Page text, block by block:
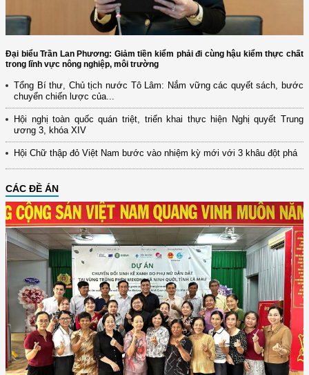
Đại biểu Trần Lan Phương: Giảm tiền kiểm phải đi cùng hậu kiểm thực chất
trong lĩnh vực nông nghiệp, môi trường
Tổng Bí thư, Chủ tịch nước Tô Lâm: Nắm vững các quyết sách, bước
chuyển chiến lược của...
Hội nghị toàn quốc quán triệt, triển khai thực hiện Nghị quyết Trung
ương 3, khóa XIV
Hội Chữ thập đỏ Việt Nam bước vào nhiệm kỳ mới với 3 khâu đột phá
CÁC ĐỀ ÁN